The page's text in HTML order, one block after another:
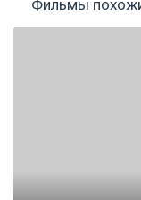
Фильмы